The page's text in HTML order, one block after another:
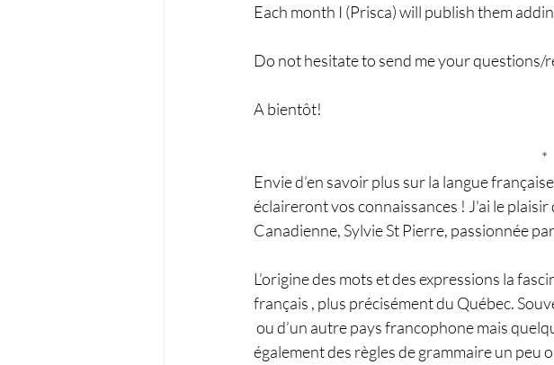
Each month I (Prisca) will publish them
Do not hesitate to send me your questions/
A bientôt!
Envie d’en savoir plus sur la langue
éclaireront vos connaissances ! J'ai le
Canadienne, Sylvie St Pierre, passionnée
L’origine des mots et des expressions la
français , plus précisément du Québec.
ou d’un autre pays francophone mais
également des règles de grammaire un peu